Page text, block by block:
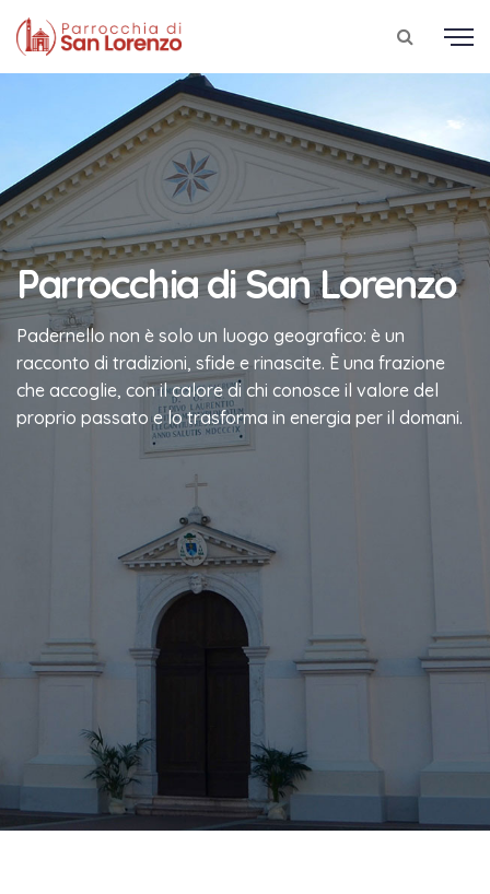
Parrocchia di San Lorenzo
Padernello non è solo un luogo geografico: è un
racconto di tradizioni, sfide e rinascite. È una frazione
che accoglie, con il calore di chi conosce il valore del
proprio passato e lo trasforma in energia per il domani.